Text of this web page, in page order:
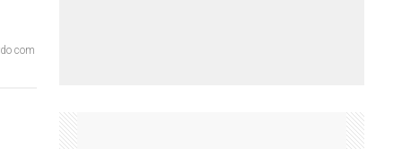
com